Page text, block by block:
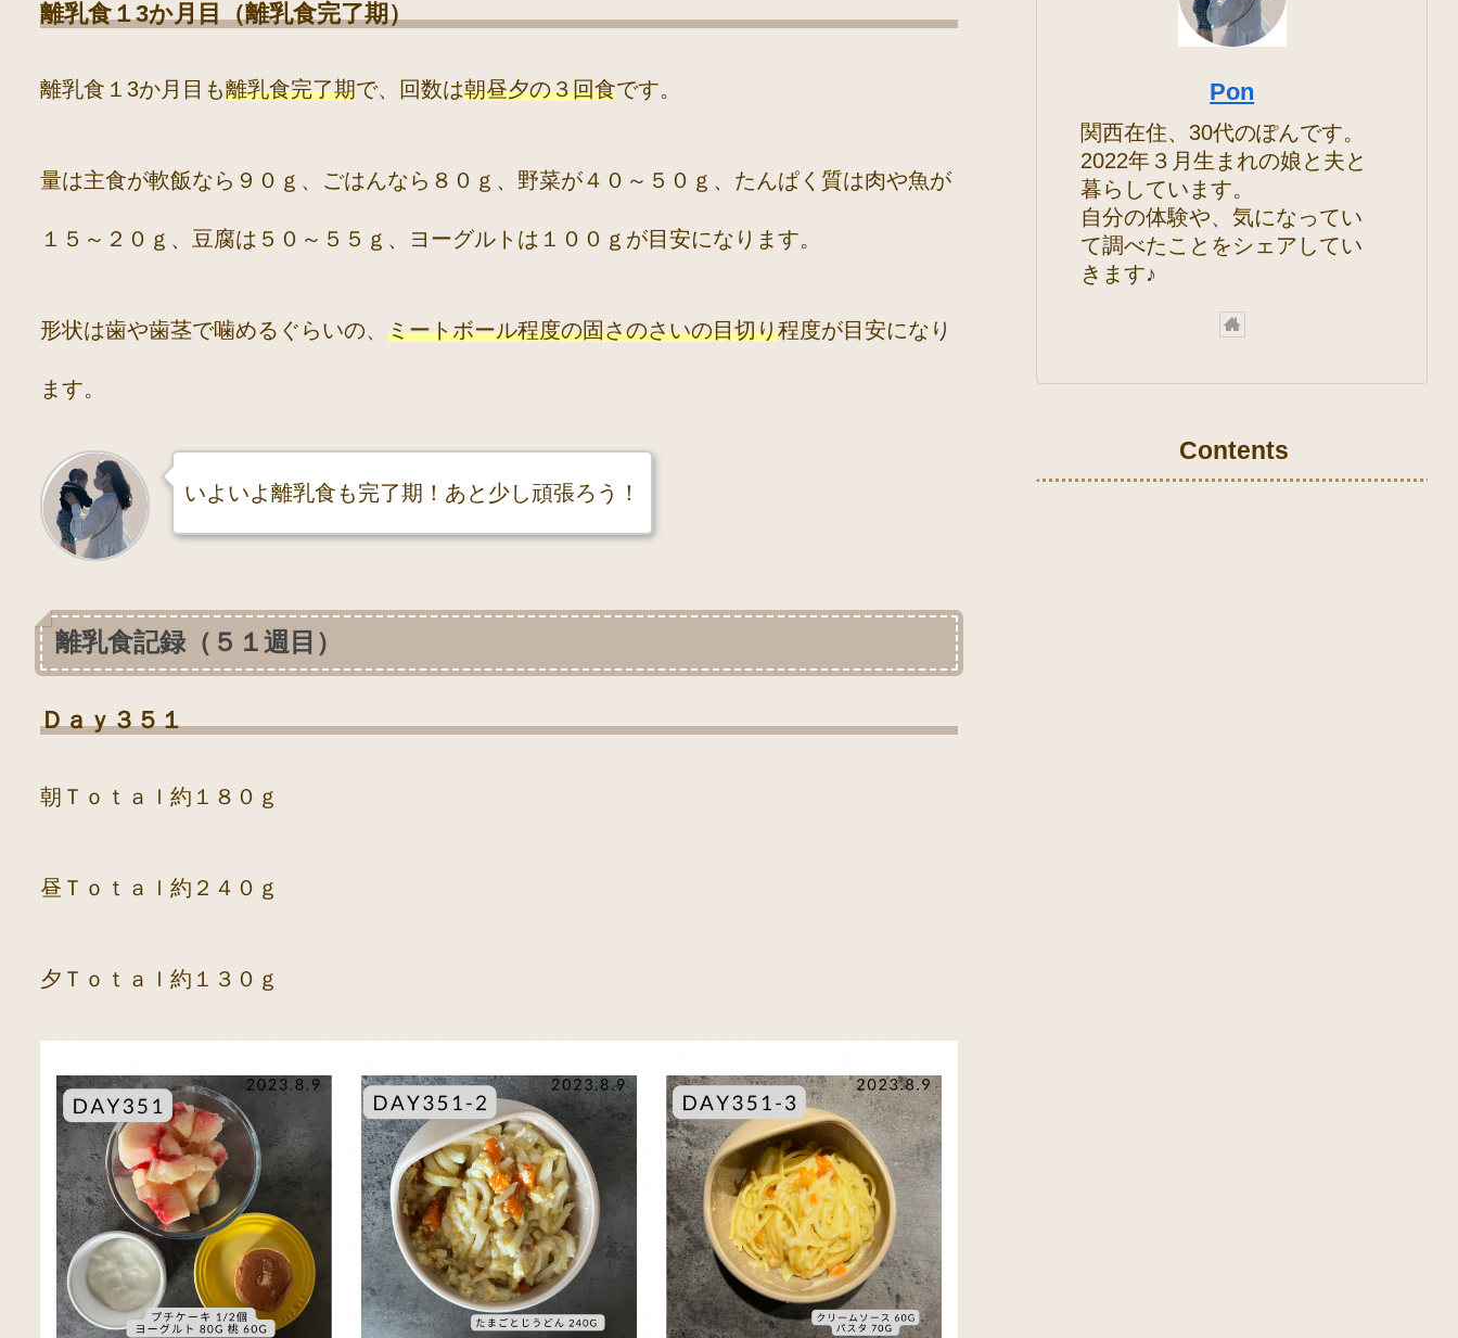
離乳食１3か月目（離乳食完了期）
離乳食１3か月目も離乳食完了期で、回数は朝昼夕の３回食です。
量は主食が軟飯なら９０ｇ、ごはんなら８０ｇ、野菜が４０～５０ｇ、たんぱく質は肉や魚が
１５～２０ｇ、豆腐は５０～５５ｇ、ヨーグルトは１００ｇが目安になります。
形状は歯や歯茎で噛めるぐらいの、 ミートボール程度の固さのさいの目切り程度が目安になり
ます。
いよいよ離乳食も完了期！あと少し頑張ろう！
離乳食記録（５１週目）
Ｄａｙ３５１
朝Ｔｏｔａｌ約１８０ｇ
昼Ｔｏｔａｌ約２４０ｇ
夕Ｔｏｔａｌ約１３０ｇ
Pon
関西在住、30代のぽんです。
2022年３月生まれの娘と夫と
暮らしています。
自分の体験や、気になってい
て調べたことをシェアしてい
きます♪
Contents